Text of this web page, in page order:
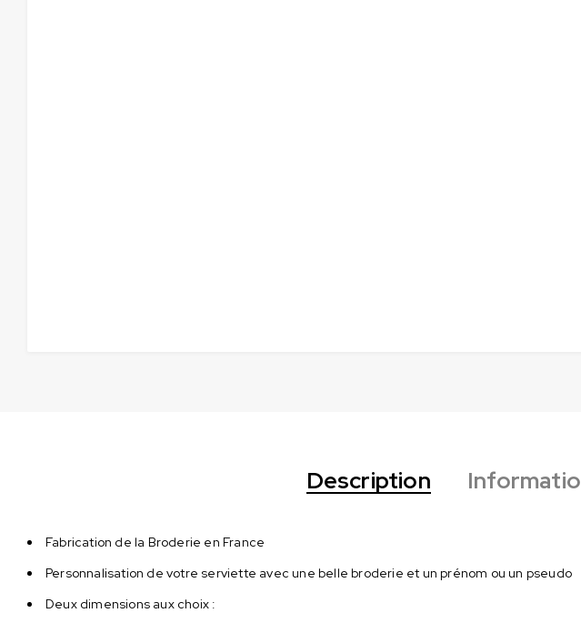
Description
Fabrication de la Broderie en France
Personnalisation de votre serviette avec une belle broderie et un prénom ou un pseudo
Deux dimensions aux choix :